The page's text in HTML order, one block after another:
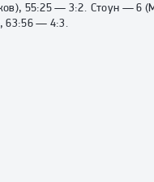
), 55:25— 3:2. Стоун —6 (
, 63:56— 4:3.